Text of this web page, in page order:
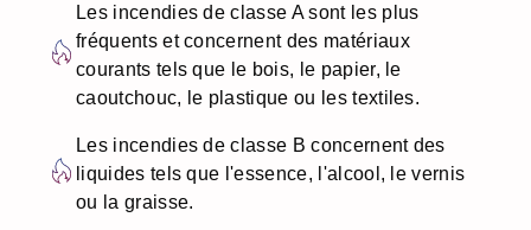
Les incendies de classe A sont les plus
fréquents et concernent des matériaux
courants tels que le bois, le papier, le
caoutchouc, le plastique ou les textiles.
Les incendies de classe B concernent des
liquides tels que l'essence, l'alcool, le vernis
ou la graisse.